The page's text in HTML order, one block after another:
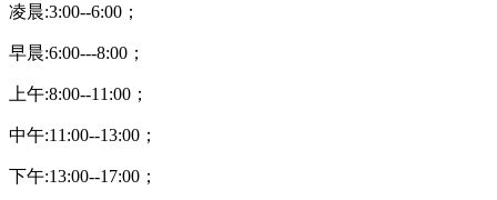
凌晨:3:00--6:00；
早晨:6:00---8:00；
上午:8:00--11:00；
中午:11:00--13:00；
下午:13:00--17:00；